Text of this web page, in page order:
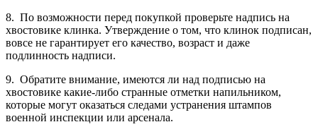
8. По возможности перед покупкой проверьте надпись на
хвостовике клинка. Утверждение о том, что клинок подписан,
вовсе не гарантирует его качество, возраст и даже
подлинность надписи.
9. Обратите внимание, имеются ли над подписью на
хвостовике какие-либо странные отметки напильником,
которые могут оказаться следами устранения штампов
военной инспекции или арсенала.